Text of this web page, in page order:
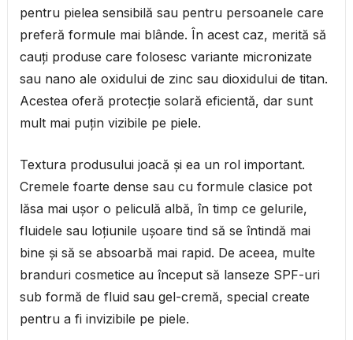
pentru pielea sensibilă sau pentru persoanele care
preferă formule mai blânde. În acest caz, merită să
cauți produse care folosesc variante micronizate
sau nano ale oxidului de zinc sau dioxidului de titan.
Acestea oferă protecție solară eficientă, dar sunt
mult mai puțin vizibile pe piele.
Textura produsului joacă și ea un rol important.
Cremele foarte dense sau cu formule clasice pot
lăsa mai ușor o peliculă albă, în timp ce gelurile,
fluidele sau loțiunile ușoare tind să se întindă mai
bine și să se absoarbă mai rapid. De aceea, multe
branduri cosmetice au început să lanseze SPF-uri
sub formă de fluid sau gel-cremă, special create
pentru a fi invizibile pe piele.